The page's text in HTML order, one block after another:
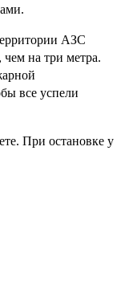
АЗС
чем на три метра.
все успели
При остановке у